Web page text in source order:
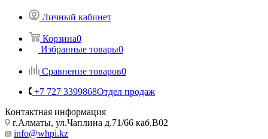
Личный кабинет
Корзина0
Избранные товары0
Сравнение товаров0
+7 727 3399868Отдел продаж
Контактная информация
г.Алматы, ул.Чаплина д.71/66 каб.B02
info@whpi.kz